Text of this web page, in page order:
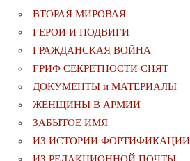
ВТОРАЯ МИРОВАЯ
ГЕРОИ И ПОДВИГИ
ГРАЖДАНСКАЯ ВОЙНА
ГРИФ СЕКРЕТНОСТИ СНЯТ
ДОКУМЕНТЫ и МАТЕРИАЛЫ
ЖЕНЩИНЫ В АРМИИ
ЗАБЫТОЕ ИМЯ
ИЗ ИСТОРИИ ФОРТИФИКАЦИИ
ИЗ РЕДАКЦИОННОЙ ПОЧТЫ